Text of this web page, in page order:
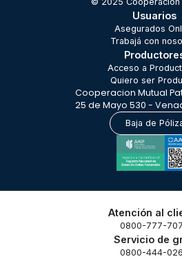
Usuarios
Asegurados
Trabajá con
Acceso a
Quiero ser
Cooperacion Mutual
25 de Mayo 530 -
Baja de
Atención al
0800-777-
Servicio de
0800-444-